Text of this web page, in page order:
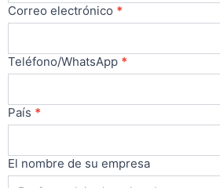
Correo electrónico *
Teléfono/WhatsApp *
País *
El nombre de su empresa